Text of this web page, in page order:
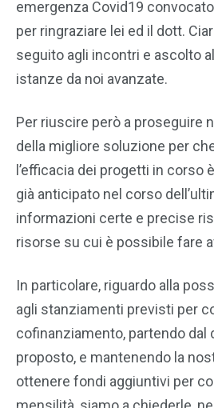
emergenza Covid19
per ringraziare lei ed il dott.
seguito agli incontri e ascolto
istanze da noi avanzate.
Per riuscire però a proseguire
della migliore soluzione per
l’efficacia dei progetti in corso
già anticipato nel corso
informazioni certe e precise
risorse su cui è possibile fare
In particolare, riguardo alla
agli stanziamenti previsti per
cofinanziamento, partendo dal
proposto, e mantenendo la
ottenere fondi aggiuntivi per